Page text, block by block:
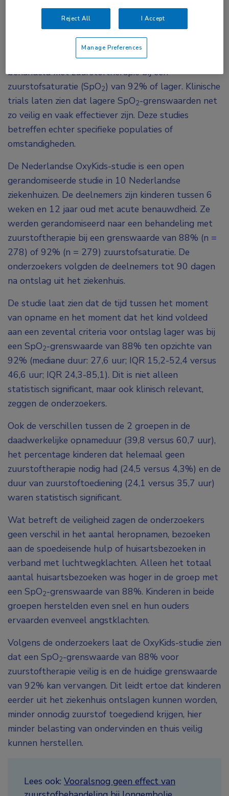
Nederlandse onderzoekers op basis van de
OxyKids-studie.1
Op dit moment worden kinderen die met
benauwdheid zijn opgenomen in het ziekenhuis
behandeld met zuurstoftherapie bij een
zuurstofsaturatie (SpO2) van 92% of lager. Klinische
trials laten zien dat lagere SpO2-grenswaarden net
zo veilig en vaak effectiever zijn. Deze studies
betreffen echter specifieke populaties of
omstandigheden.
De Nederlandse OxyKids-studie is een open
gerandomiseerde studie in 10 Nederlandse
ziekenhuizen. De deelnemers zijn kinderen tussen 6
weken en 12 jaar oud met acute benauwdheid. Ze
werden gerandomiseerd naar een behandeling met
zuurstoftherapie bij een grenswaarde van 88% (n =
278) of 92% (n = 279) zuurstofsaturatie. De
onderzoekers volgden de deelnemers tot 90 dagen
na ontslag uit het ziekenhuis.
De studie laat zien dat de tijd tussen het moment
van opname en het moment dat het kind voldeed
aan een zevental criteria voor ontslag lager was bij
een SpO2-grenswaarde van 88% ten opzichte van
92% (mediane duur: 27,6 uur; IQR 15,2-52,4 versus
46,6 uur; IQR 24,3-85,1). Dit is niet alleen
statistisch significant, maar ook klinisch relevant,
zeggen de onderzoekers.
Ook de verschillen tussen de 2 groepen in de
daadwerkelijke opnameduur (39,8 versus 60,7 uur),
het percentage kinderen dat helemaal geen
zuurstoftherapie nodig had (24,5 versus 4,3%) en de
duur van zuurstoftoediening (24,1 versus 35,7 uur)
waren statistisch significant.
Wat betreft de veiligheid zagen de onderzoekers
geen verschil in het aantal heropnamen, bezoeken
aan de spoedeisende hulp of huisartsbezoeken in
verband met luchtwegklachten. Alleen het totaal
aantal huisartsbezoeken was hoger in de groep met
een SpO2-grenswaarde van 88%. Kinderen in beide
groepen herstelden even snel en hun ouders
ervaarden evenveel angstklachten.
Volgens de onderzoekers laat de OxyKids-studie zien
dat een SpO2-grenswaarde van 88% voor
zuurstoftherapie veilig is en de huidige grenswaarde
van 92% kan vervangen. Dit leidt ertoe dat kinderen
eerder uit het ziekenhuis ontslagen kunnen worden,
minder onnodig zuurstof toegediend krijgen, hier
minder belasting van ondervinden en thuis veilig
kunnen herstellen.
Lees ook: Vooralsnog geen effect van
Reject All I Accept
Manage Preferences